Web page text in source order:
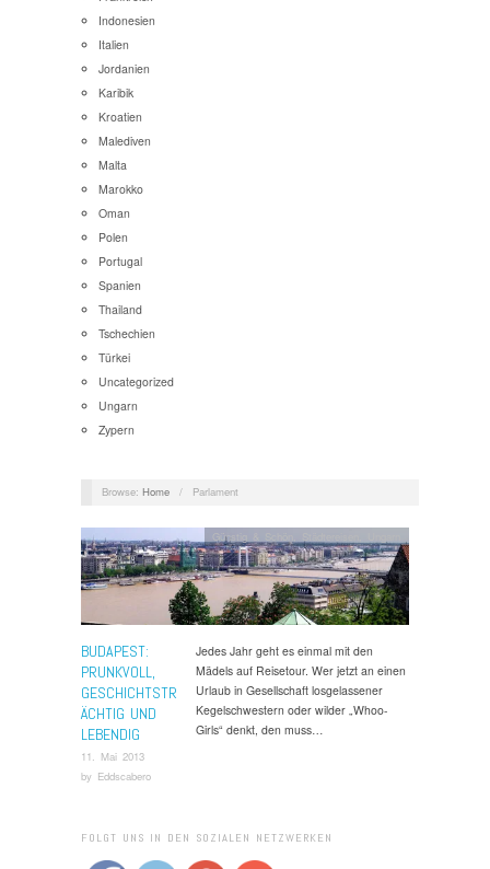
Indonesien
Italien
Jordanien
Karibik
Kroatien
Malediven
Malta
Marokko
Oman
Polen
Portugal
Spanien
Thailand
Tschechien
Türkei
Uncategorized
Ungarn
Zypern
Browse: Home / Parlament
BUDAPEST:
PRUNKVOLL,
GESCHICHTSTR
ÄCHTIG UND
LEBENDIG
11. Mai 2013
by Eddscabero
Günstig & Schön
Jedes Jahr geht es einmal mit den
Mädels auf Reisetour. Wer jetzt an einen
Urlaub in Gesellschaft losgelassener
Kegelschwestern oder wilder „Whoo-
Girls“ denkt, den muss…
FOLGT UNS IN DEN SOZIALEN NETZWERKEN